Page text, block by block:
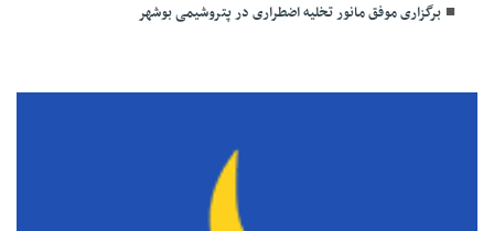
برگزاری موفق مانور تخلیه اضطراری در پتروشیمی بوشهر